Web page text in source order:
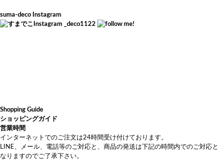
suma-deco Instagram
_deco1122
Shopping Guide
ショッピングガイド
営業時間
インターネットでのご注文は24時間受け付けております。
LINE、メール、電話等のご対応と、商品の発送は下記の時間内でのご対応と
なりますのでご了承下さい。